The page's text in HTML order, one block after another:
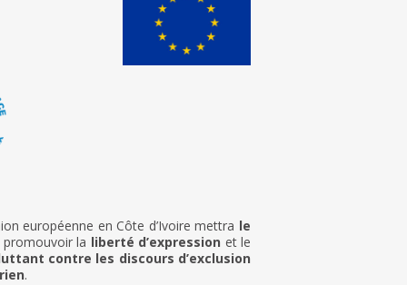
européenne en Côte d’Ivoire mettra le
promouvoir la liberté d’expression et le
contre les discours d’exclusion
.